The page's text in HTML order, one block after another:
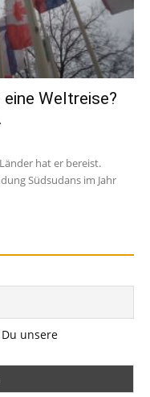
Weltreise?
hat er bereist.
Südsudans im Jahr
unsere